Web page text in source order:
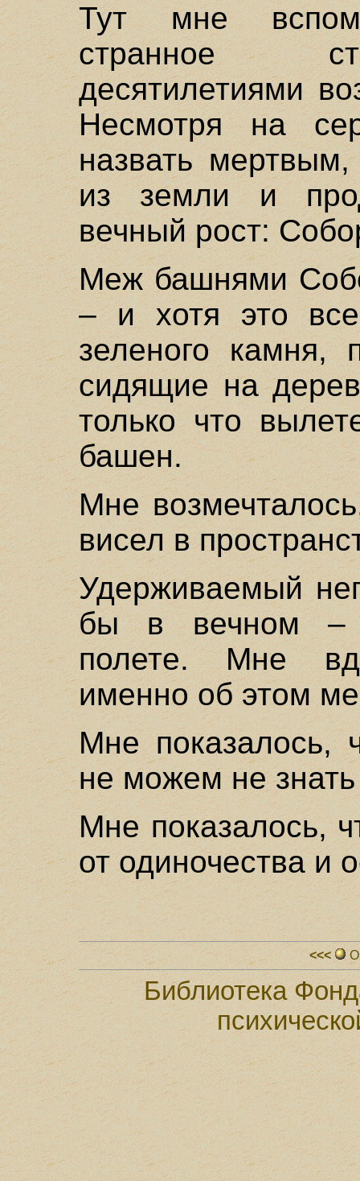
Тут мне
странное
десятилетиями
Несмотря на
назвать
из земли и
вечный рост:
Меж башнями
– и хотя это
зеленого камня,
сидящие на
только что
башен.
Мне
висел в
Удерживаемый
бы в вечном –
полете. Мне
именно об этом
Мне показалось,
не можем не знать
Мне показалось,
от одиночества и
<<<
Библиотека